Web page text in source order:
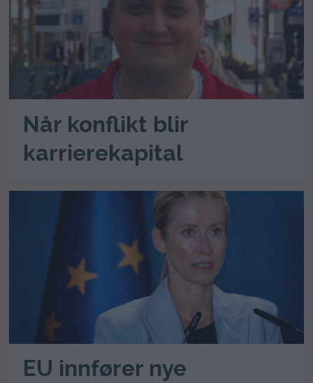
Når konflikt blir
karrierekapital
EU innfører nye